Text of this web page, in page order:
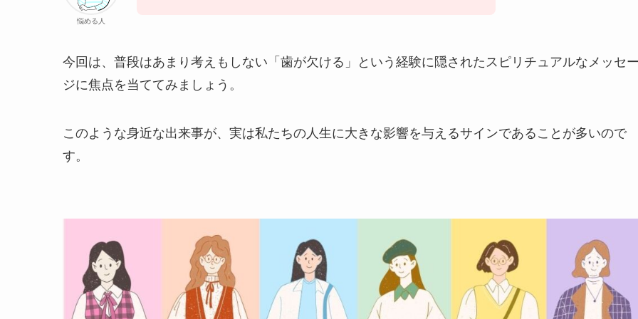
悩める人
今回は、普段はあまり考えもしない「歯が欠ける」という経験に隠されたスピリチュアルなメッセ
ジに焦点を当ててみましょう。
このような身近な出来事が、実は私たちの人生に大きな影響を与えるサインであることが多いので
す。